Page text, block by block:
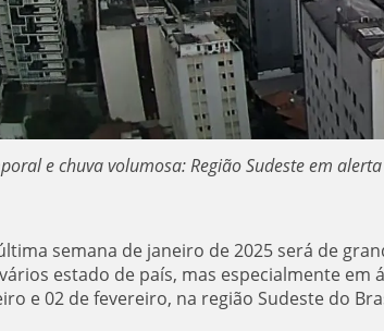
e chuva volumosa: Região Sudeste em
semana de janeiro de 2025 será de
estado de país, mas especialmente em
e 02 de fevereiro, na região Sudeste do